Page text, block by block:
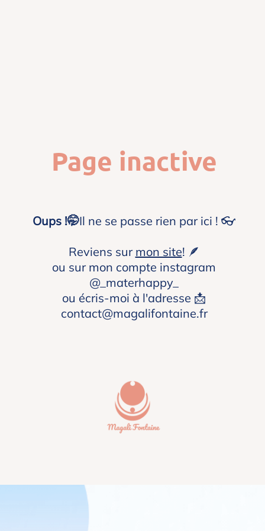
Page inactive
Oups !🤭Il ne se passe rien par ici ! 👓
Reviens sur mon site! 🪶
ou sur mon compte instagram
@_materhappy_
ou écris-moi à l'adresse 📩
contact@magalifontaine.fr